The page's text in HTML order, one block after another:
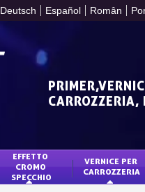
Deutsch Español Român
EFFETTO
CROMO
SPECCHIO
VERNICE PER
CARROZZERIA